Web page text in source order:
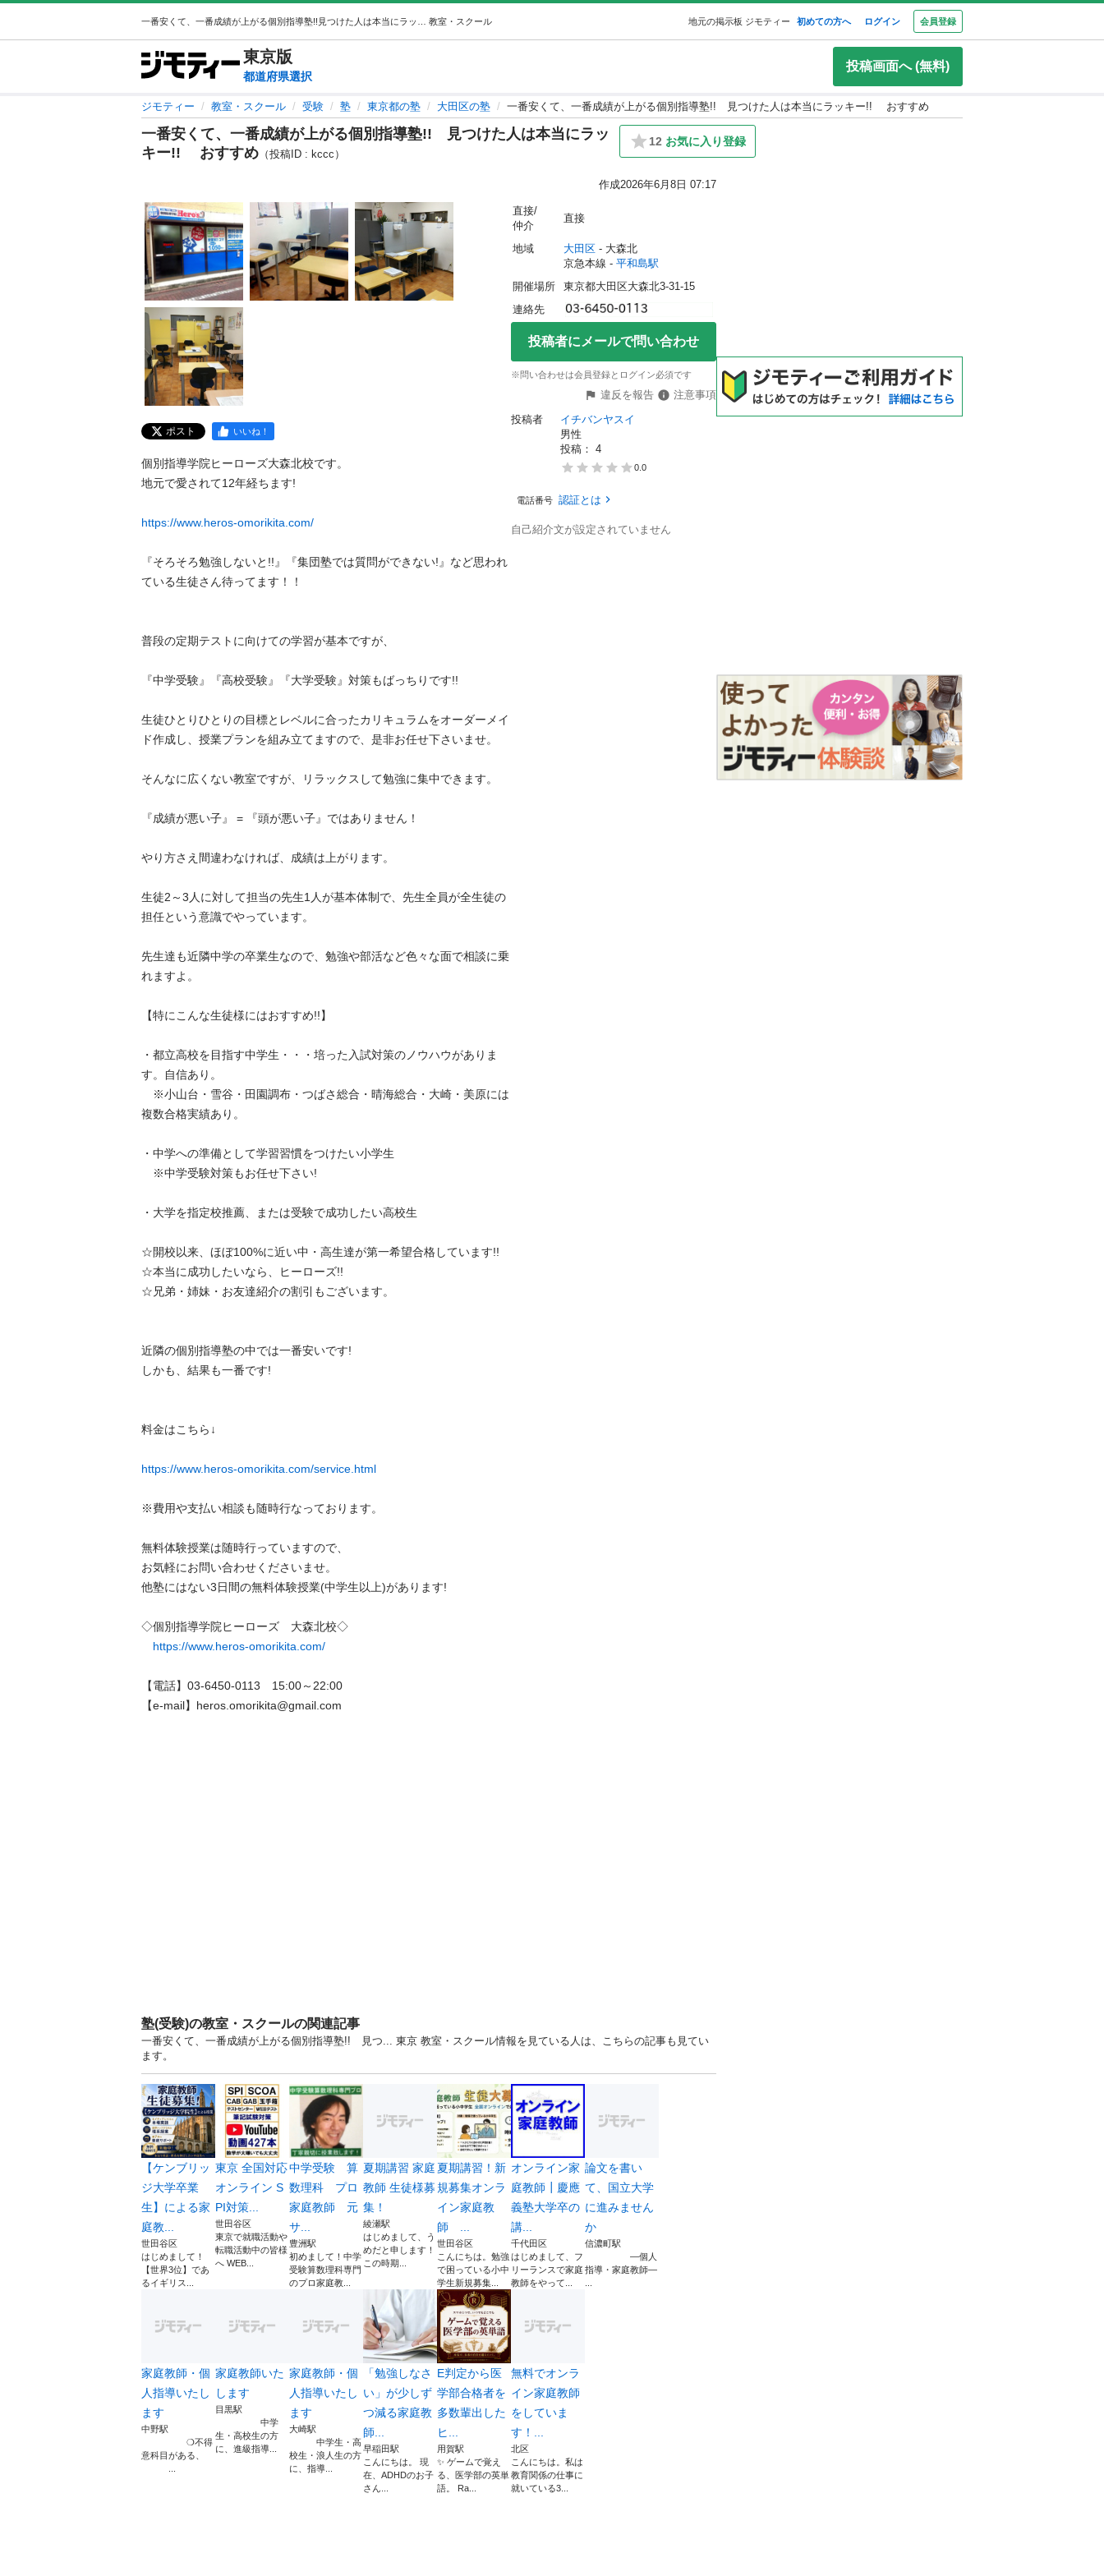
教室・スクール 地元の掲示板 ジモティー 初めての方へ ログイン 会員登録
東京版
都道府県選択
投稿画面へ (無料)
ジモティー 教室・スクール 受験 塾 東京都の塾 大田区の塾 一番安くて、一番成績が上がる個別指導塾!! 見つけた人は本当にラッキー!! おすすめ
一番安くて、一番成績が上がる個別指導塾!! 見つけた人は本当にラッ
キー!! おすすめ （投稿ID : kccc）
12 お気に入り登録
作成2026年6月8日 07:17
ポスト いいね！
個別指導学院ヒーローズ大森北校です。
地元で愛されて12年経ちます!
https://www.heros-omorikita.com/
『そろそろ勉強しないと!!』『集団塾では質問ができない!』など思われ
ている生徒さん待ってます！！
普段の定期テストに向けての学習が基本ですが、
『中学受験』『高校受験』『大学受験』対策もばっちりです!!
生徒ひとりひとりの目標とレベルに合ったカリキュラムをオーダーメイ
ド作成し、授業プランを組み立てますので、是非お任せ下さいませ。
そんなに広くない教室ですが、リラックスして勉強に集中できます。
『成績が悪い子』 = 『頭が悪い子』ではありません！
やり方さえ間違わなければ、成績は上がります。
生徒2～3人に対して担当の先生1人が基本体制で、先生全員が全生徒の
担任という意識でやっています。
先生達も近隣中学の卒業生なので、勉強や部活など色々な面で相談に乗
れますよ。
【特にこんな生徒様にはおすすめ!!】
・都立高校を目指す中学生・・・培った入試対策のノウハウがありま
す。自信あり。
※小山台・雪谷・田園調布・つばさ総合・晴海総合・大崎・美原には
複数合格実績あり。
・中学への準備として学習習慣をつけたい小学生
※中学受験対策もお任せ下さい!
・大学を指定校推薦、または受験で成功したい高校生
☆開校以来、ほぼ100%に近い中・高生達が第一希望合格しています!!
☆本当に成功したいなら、ヒーローズ!!
☆兄弟・姉妹・お友達紹介の割引もございます。
近隣の個別指導塾の中では一番安いです!
しかも、結果も一番です!
料金はこちら↓
https://www.heros-omorikita.com/service.html
※費用や支払い相談も随時行なっております。
無料体験授業は随時行っていますので、
お気軽にお問い合わせくださいませ。
他塾にはない3日間の無料体験授業(中学生以上)があります!
◇個別指導学院ヒーローズ　大森北校◇
https://www.heros-omorikita.com/
【電話】03-6450-0113　15:00～22:00
【e-mail】heros.omorikita@gmail.com
直接/
仲介
直接
地域 大田区 - 大森北
京急本線 - 平和島駅
開催場所
東京都大田区大森北3-31-15
連絡先
投稿者にメールで問い合わせ
※問い合わせは会員登録とログイン必須です
違反を報告
注意事項
投稿者
イチバンヤスイ
男性
投稿： 4
0.0
電話番号 認証とは
自己紹介文が設定されていません
塾(受験)の教室・スクールの関連記事
一番安くて、一番成績が上がる個別指導塾!! 見つ... 東京 教室・スクール情報を見ている人は、こちらの記事も見てい
ます。
【ケンブリッ
ジ大学卒業
生】による家
庭教...
世田谷区
はじめまして！
【世界3位】であ
るイギリス...
東京 全国対応
オンライン S
PI対策...
世田谷区
東京で就職活動や
転職活動中の皆様
へ WEB...
中学受験 算
数理科 プロ
家庭教師 元
サ...
豊洲駅
初めまして！中学
受験算数理科専門
のプロ家庭教...
夏期講習 家庭
教師 生徒様募
集！
綾瀬駅
はじめまして、う
めだと申します！
この時期...
夏期講習！新
規募集オンラ
イン家庭教
師 ...
世田谷区
こんにちは。勉強
で困っている小中
学生新規募集...
オンライン家
庭教師┃慶應
義塾大学卒の
講...
千代田区
はじめまして、フ
リーランスで家庭
教師をやって...
論文を書い
て、国立大学
に進みません
か
信濃町駅
―個人
指導・家庭教師―
家庭教師・個
人指導いたし
ます
中野駅
❍不得
意科目がある、
家庭教師いた
します
目黒駅
中学
生・高校生の方
に、進級指導...
家庭教師・個
人指導いたし
ます
大崎駅
中学生・高
校生・浪人生の方
に、指導...
「勉強しなさ
い」が少しず
つ減る家庭教
師...
早稲田駅
こんにちは。 現
在、ADHDのお子
さん...
E判定から医
学部合格者を
多数輩出した
ヒ...
用賀駅
✨ ゲームで覚え
る、医学部の英単
語。 Ra...
無料でオンラ
イン家庭教師
をしていま
す！...
北区
こんにちは。私は
教育関係の仕事に
就いている3...